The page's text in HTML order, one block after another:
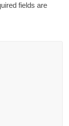
fields are